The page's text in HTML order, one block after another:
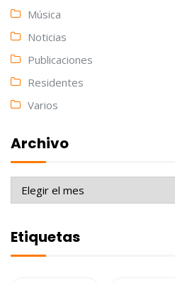
Música
Noticias
Publicaciones
Residentes
Varios
Archivo
Archivo
Etiquetas